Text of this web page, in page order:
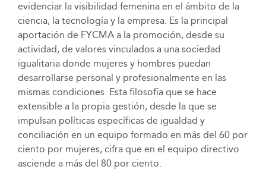
evidenciar la visibilidad femenina en el ámbito de la
ciencia, la tecnología y la empresa. Es la principal
aportación de FYCMA a la promoción, desde su
actividad, de valores vinculados a una sociedad
igualitaria donde mujeres y hombres puedan
desarrollarse personal y profesionalmente en las
mismas condiciones. Esta filosofía que se hace
extensible a la propia gestión, desde la que se
impulsan políticas específicas de igualdad y
conciliación en un equipo formado en más del 60 por
ciento por mujeres, cifra que en el equipo directivo
asciende a más del 80 por ciento.